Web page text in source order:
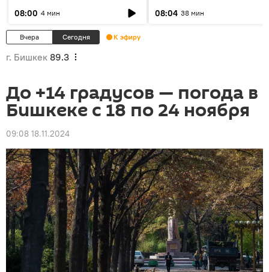
08:00 4 мин
08:04 38 мин
Вчера Сегодня К эфиру
г. Бишкек 89.3
До +14 градусов — погода в
Бишкеке с 18 по 24 ноября
09:08 18.11.2024